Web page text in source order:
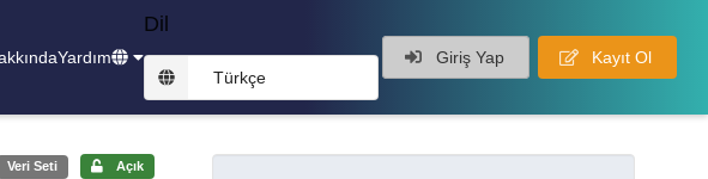
Yardım
Dil
Türkçe
Giriş Yap Kayıt Ol
Veri Seti Açık